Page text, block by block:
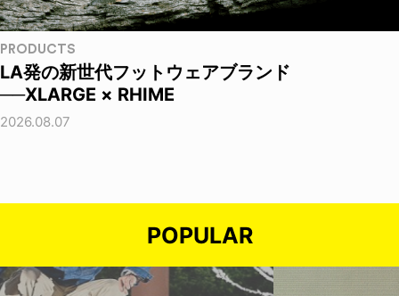
PRODUCTS
LA発の新世代フットウェアブランド
──XLARGE × RHIME
2026.08.07
POPULAR